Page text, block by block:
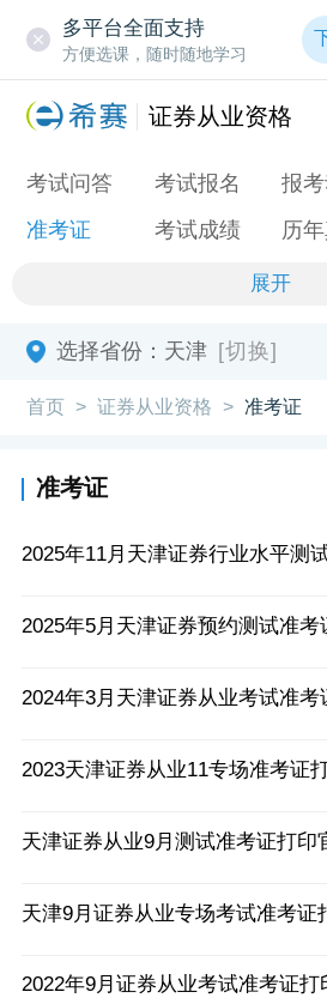
多平台全面支持
方便选课，随时随地学习
证券从业资格
考试问答 考试报名 报
准考证
考试成绩 历
展开
选择省份： 天津 [切换]
首页 > 证券从业资格 > 准考证
准考证
天津证券从业9月测试准考证打印